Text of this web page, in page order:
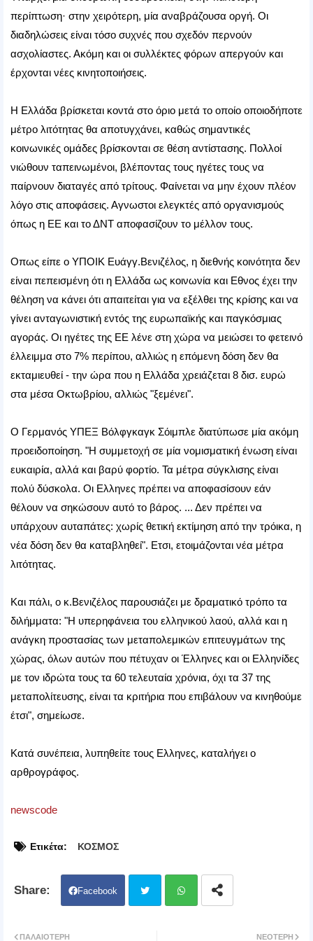
περίπτωση· στην χειρότερη, μία αναβράζουσα οργή. Οι
διαδηλώσεις είναι τόσο συχνές που σχεδόν περνούν
ασχολίαστες. Ακόμη και οι συλλέκτες φόρων απεργούν και
έρχονται νέες κινητοποιήσεις.
Η Ελλάδα βρίσκεται κοντά στο όριο μετά το οποίο οποιοδήποτε
μέτρο λιτότητας θα αποτυγχάνει, καθώς σημαντικές
κοινωνικές ομάδες βρίσκονται σε θέση αντίστασης. Πολλοί
νιώθουν ταπεινωμένοι, βλέποντας τους ηγέτες τους να
παίρνουν διαταγές από τρίτους. Φαίνεται να μην έχουν πλέον
λόγο στις αποφάσεις. Αγνωστοι ελεγκτές από οργανισμούς
όπως η ΕΕ και το ΔΝΤ αποφασίζουν το μέλλον τους.
Οπως είπε ο ΥΠΟΙΚ Ευάγγ.Βενιζέλος, η διεθνής κοινότητα δεν
είναι πεπεισμένη ότι η Ελλάδα ως κοινωνία και Εθνος έχει την
θέληση να κάνει ότι απαιτείται για να εξέλθει της κρίσης και να
γίνει ανταγωνιστική εντός της ευρωπαϊκής και παγκόσμιας
αγοράς. Οι ηγέτες της ΕΕ λένε στη χώρα να μειώσει το φετεινό
έλλειμμα στο 7% περίπου, αλλιώς η επόμενη δόση δεν θα
εκταμιευθεί - την ώρα που η Ελλάδα χρειάζεται 8 δισ. ευρώ
στα μέσα Οκτωβρίου, αλλιώς "ξεμένει".
Ο Γερμανός ΥΠΕΞ Βόλφγκαγκ Σόιμπλε διατύπωσε μία ακόμη
προειδοποίηση. "Η συμμετοχή σε μία νομισματική ένωση είναι
ευκαιρία, αλλά και βαρύ φορτίο. Τα μέτρα σύγκλισης είναι
πολύ δύσκολα. Οι Ελληνες πρέπει να αποφασίσουν εάν
θέλουν να σηκώσουν αυτό το βάρος. ... Δεν πρέπει να
υπάρχουν αυταπάτες: χωρίς θετική εκτίμηση από την τρόικα, η
νέα δόση δεν θα καταβληθεί". Ετσι, ετοιμάζονται νέα μέτρα
λιτότητας.
Και πάλι, ο κ.Βενιζέλος παρουσιάζει με δραματικό τρόπο τα
διλήμματα: "Η υπερηφάνεια του ελληνικού λαού, αλλά και η
ανάγκη προστασίας των μεταπολεμικών επιτευγμάτων της
χώρας, όλων αυτών που πέτυχαν οι Έλληνες και οι Ελληνίδες
με τον ιδρώτα τους τα 60 τελευταία χρόνια, όχι τα 37 της
μεταπολίτευσης, είναι τα κριτήρια που επιβάλουν να κινηθούμε
έτσι", σημείωσε.
Κατά συνέπεια, λυπηθείτε τους Ελληνες, καταλήγει ο
αρθρογράφος.
newscode
Ετικέτα: ΚΟΣΜΟΣ
Facebook
ΝΕΌΤΕΡΗ
ΠΑΛΑΙΌΤΕΡΗ